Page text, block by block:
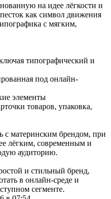
на идее лёгкости и
как символ движения
с мягким,
типографический и
под онлайн-
элементы
товаров, упаковка,
с материнским брендом, при
лёгким, современным и
аудиторию.
и стильный бренд,
в онлайн-среде и
сегменте.